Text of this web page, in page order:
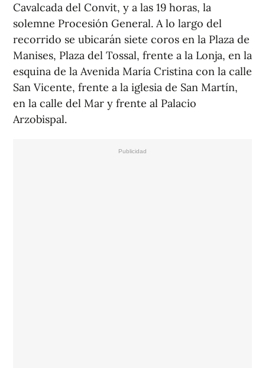
Cavalcada del Convit, y a las 19 horas, la
solemne Procesión General. A lo largo del
recorrido se ubicarán siete coros en la Plaza de
Manises, Plaza del Tossal, frente a la Lonja, en la
esquina de la Avenida María Cristina con la calle
San Vicente, frente a la iglesia de San Martín,
en la calle del Mar y frente al Palacio
Arzobispal.